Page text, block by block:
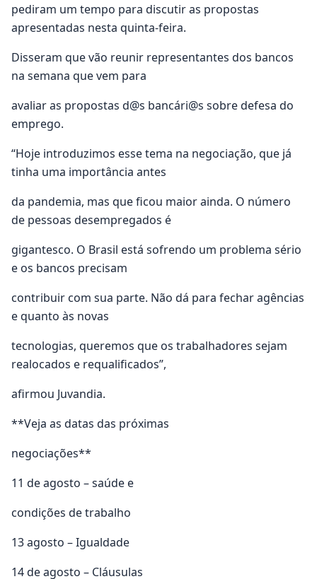
pediram um tempo para discutir as propostas
apresentadas nesta quinta-feira.
Disseram que vão reunir representantes dos bancos
na semana que vem para
avaliar as propostas d@s bancári@s sobre defesa do
emprego.
“Hoje introduzimos esse tema na negociação, que já
tinha uma importância antes
da pandemia, mas que ficou maior ainda. O número
de pessoas desempregados é
gigantesco. O Brasil está sofrendo um problema sério
e os bancos precisam
contribuir com sua parte. Não dá para fechar agências
e quanto às novas
tecnologias, queremos que os trabalhadores sejam
realocados e requalificados”,
afirmou Juvandia.
**Veja as datas das próximas
negociações**
11 de agosto – saúde e
condições de trabalho
13 agosto – Igualdade
14 de agosto – Cláusulas